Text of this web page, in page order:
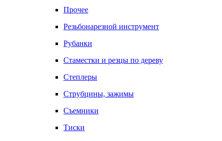
Прочее
Резьбонарезной инструмент
Рубанки
Стаместки и резцы по дереву
Степлеры
Струбцины, зажимы
Съемники
Тиски